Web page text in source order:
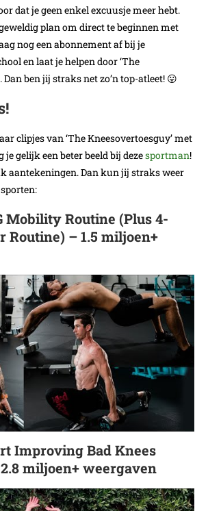
dat je geen enkel excuusje meer hebt.
plan om direct te beginnen met
nog een abonnement af bij je
en laat je helpen door ‘The
Dan ben jij straks net zo’n top-atleet! 😛
clipjes van ‘The Kneesovertoesguy’ met
je gelijk een beter beeld bij dezesportman!
aantekeningen. Dan kun jij straks weer
Mobility Routine (Plus 4-
Routine) – 1.5 miljoen+
Improving Bad Knees
miljoen+ weergaven